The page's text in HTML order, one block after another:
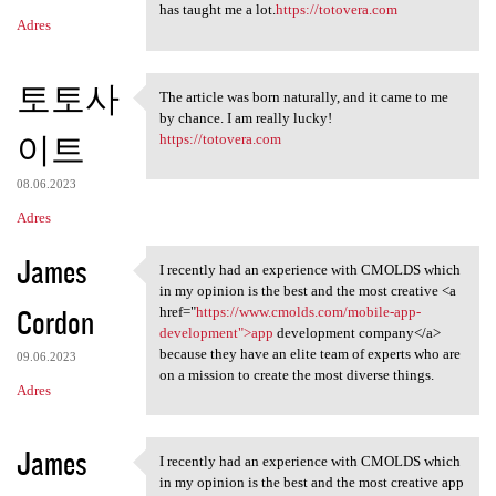
Adres
has taught me a lot.https://totovera.com
토토사
이트
08.06.2023
Adres
The article was born
The article was born naturally, and it came to me
by chance. I am really lucky!
https://totovera.com
James
Cordon
09.06.2023
Adres
I recently had an experience
I recently had an experience with CMOLDS which
in my opinion is the best and the most creative <a
href="https://www.cmolds.com/mobile-app-
development">app development company</a>
because they have an elite team of experts who are
on a mission to create the most diverse things.
James
I recently had an experience
I recently had an experience with CMOLDS which
in my opinion is the best and the most creative app